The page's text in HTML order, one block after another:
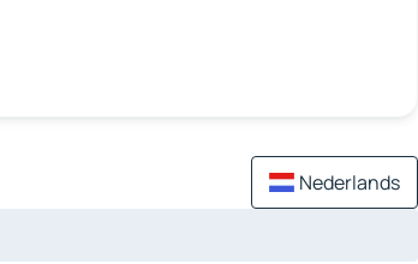
Nederlands